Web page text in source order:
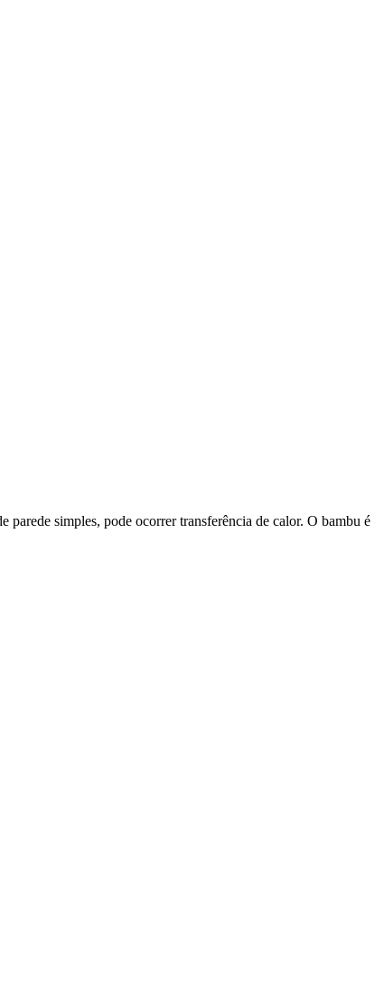
parede simples, pode ocorrer transferência de calor. O bambu é